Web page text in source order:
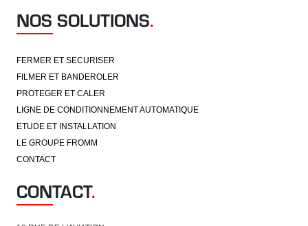
NOS SOLUTIONS.
FERMER ET SECURISER
FILMER ET BANDEROLER
PROTEGER ET CALER
LIGNE DE CONDITIONNEMENT AUTOMATIQUE
ETUDE ET INSTALLATION
LE GROUPE FROMM
CONTACT
CONTACT.